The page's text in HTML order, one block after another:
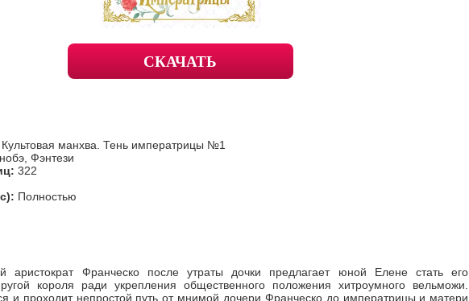
СКАЧАТЬ
Культовая манхва. Тень императрицы №1
Фэнтези
322
Полностью
аристократ Франческо после утраты дочки предлагает юной Елене стать его
короля ради укрепления общественного положения хитроумного вельможи.
и проходит непростой путь от мнимой дочери Франческо до императрицы и матери